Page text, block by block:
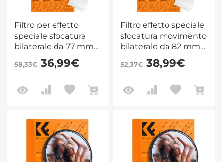
Filtro per effetto
speciale sfocatura
bilaterale da 77 mm
in vetro ottico per
obiettivi per
Nano-B
58,33€36,99€
Filtro effetto speciale
sfocatura movimento
bilaterale da 82 mm
in vetro ottico per
obiettivo fotocamera
52,37€38,99€